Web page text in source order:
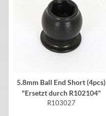
5.8mm Ball End Short (4pcs)
"Ersetzt durch R102104"
R103027